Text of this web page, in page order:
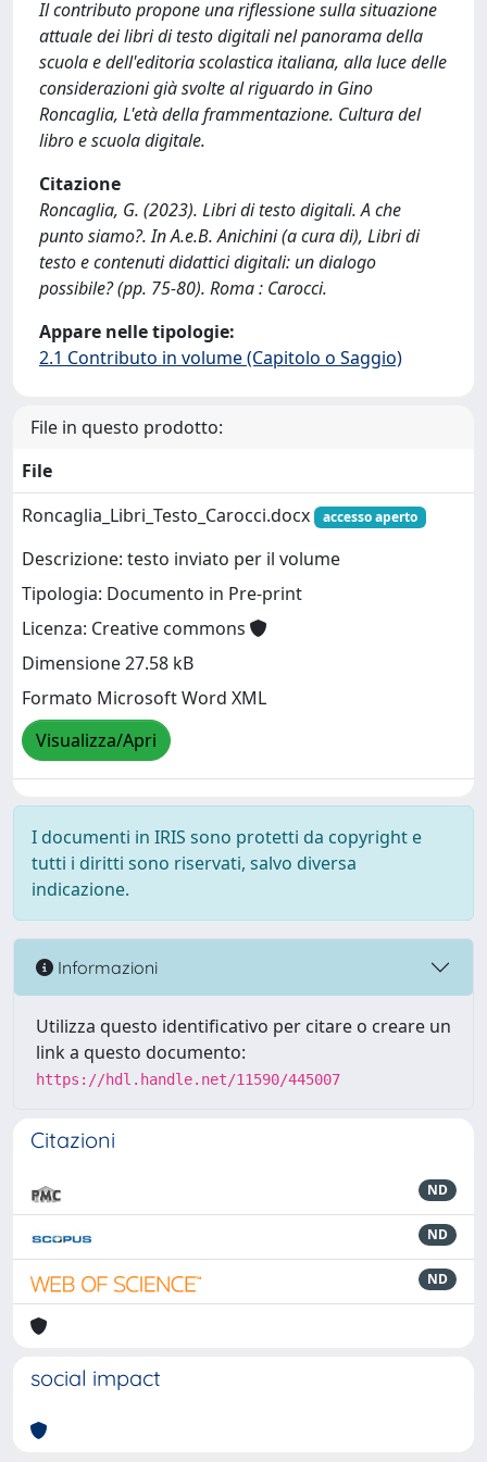
Il contributo propone una riflessione sulla situazione
attuale dei libri di testo digitali nel panorama della
scuola e dell'editoria scolastica italiana, alla luce delle
considerazioni già svolte al riguardo in Gino
Roncaglia, L'età della frammentazione. Cultura del
libro e scuola digitale.
Citazione
Roncaglia, G. (2023). Libri di testo digitali. A che
punto siamo?. In A.e.B. Anichini (a cura di), Libri di
testo e contenuti didattici digitali: un dialogo
possibile? (pp. 75-80). Roma : Carocci.
Appare nelle tipologie:
2.1 Contributo in volume (Capitolo o Saggio)
File in questo prodotto:
File
Roncaglia_Libri_Testo_Carocci.docx
accesso aperto
Descrizione: testo inviato per il volume
Tipologia: Documento in Pre-print
Licenza: Creative commons
Dimensione 27.58 kB
Formato Microsoft Word XML
Visualizza/Apri
I documenti in IRIS sono protetti da copyright e
tutti i diritti sono riservati, salvo diversa
indicazione.
Informazioni
Utilizza questo identificativo per citare o creare un
link a questo documento:
https://hdl.handle.net/11590/445007
Citazioni
ND
ND
ND
social impact